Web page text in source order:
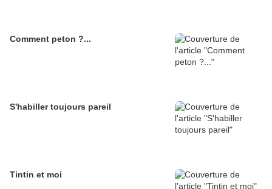
Comment peton ?...
S'habiller toujours pareil
Tintin et moi